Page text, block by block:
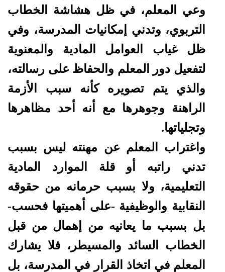
وعي المعلم، في ظل هشاشة الخطاب
التربوي، وتدني إمكانيات المدرسة، وفي
ظل غياب العوامل المادية والمعنوية
لتفعيل دور المعلم والحفاظ على رسالته،
والذي يتم تصويره كأنه سبب الأزمة
الراهنة وجوهرها مع أنه أحد مظاهرها
وتجلياتها.
واغتراب المعلم عن مهنته ليس بسبب
تدني راتبه أو قلة الموارد المادية
التعليمية، ولا بسبب حرمانه من حقوقه
النقابية والوظيفية -على أهميتها فحسب-
بل بسبب ما يعانيه من إهمال من قبل
الخطاب السائد والمسيطر، فلا يشارك
المعلم في اتخاذ القرار في المدرسة، بل